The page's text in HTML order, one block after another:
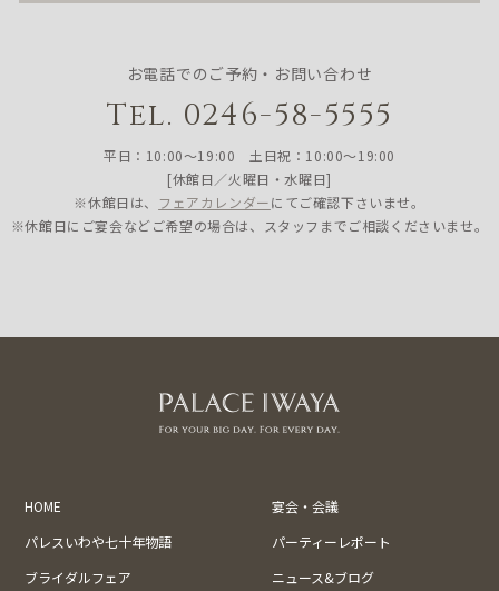
お電話でのご予約・お問い合わせ
Tel. 0246-58-5555
平日：10:00〜19:00 土日祝：10:00〜19:00
[休館日／火曜日・水曜日]
※休館日は、 フェアカレンダーにてご確認下さいませ。
※休館日にご宴会などご希望の場合は、スタッフまでご相談くださいませ。
HOME
宴会・会議
パレスいわや七十年物語
パーティーレポート
ブライダルフェア
ニュース&ブログ